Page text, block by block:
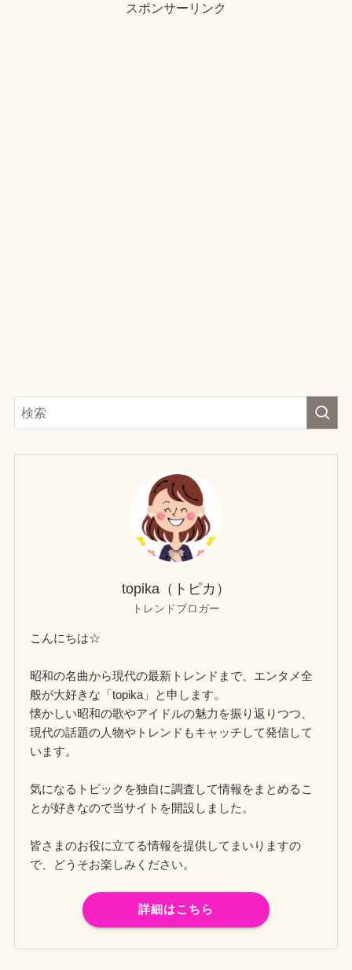
スポンサーリンク
topika（トピカ）
トレンドブロガー
こんにちは☆
昭和の名曲から現代の最新トレンドまで、エンタメ全
般が大好きな「topika」と申します。
懐かしい昭和の歌やアイドルの魅力を振り返りつつ、
現代の話題の人物やトレンドもキャッチして発信して
います。
気になるトピックを独自に調査して情報をまとめるこ
とが好きなので当サイトを開設しました。
皆さまのお役に立てる情報を提供してまいりますの
で、どうそお楽しみください。
詳細はこちら